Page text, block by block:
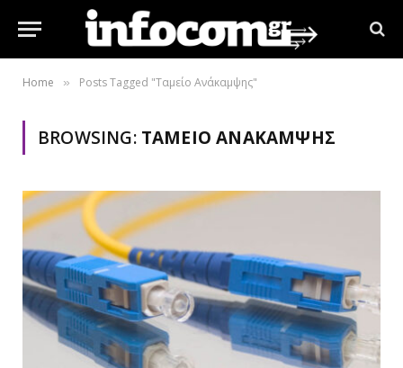
Home » Posts Tagged "Ταμείο Ανάκαμψης"
BROWSING: ΤΑΜΕΊΟ ΑΝΆΚΑΜΨΗΣ